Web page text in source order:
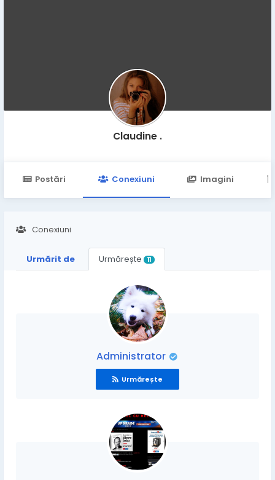
Claudine .
Postări Conexiuni Imagini
Conexiuni
Urmărit de Urmărește 11
Administrator
Urmărește